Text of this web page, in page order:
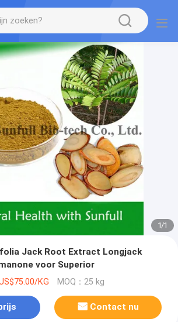
1/1
Jack Root Extract Longjack
voor Superior
KG MOQ：25 kg
Contact nu